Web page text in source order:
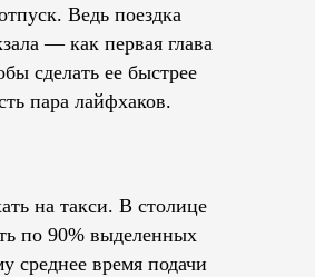
Ведь поездка
— как первая глава
сделать ее быстрее
пара лайфхаков.
на такси. В столице
по 90% выделенных
среднее время подачи